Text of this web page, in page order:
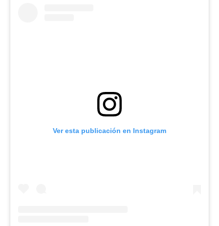
Ver esta publicación en Instagram